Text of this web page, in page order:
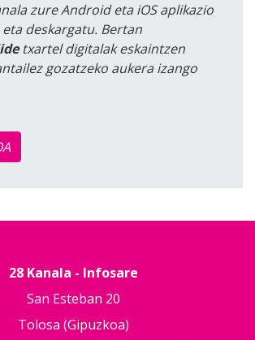
zure Android eta iOS aplikazio
deskargatu. Bertan
txartel digitalak eskaintzen
gozatzeko aukera izango
28 Kanala - Infosare
San Esteban 20
Tolosa (Gipuzkoa)